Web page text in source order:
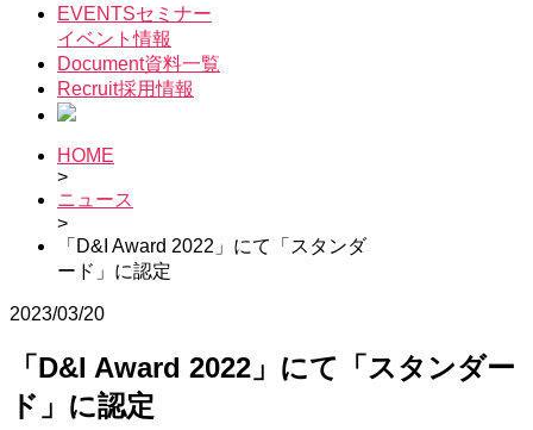
示
EVENTSセミナー
イベント情報
Document資料一覧
Recruit採用情報
HOME
>
ニュース
>
「D&I Award 2022」にて「スタンダ
ード」に認定
2023/03/20
「D&I Award 2022」にて「スタンダー
ド」に認定